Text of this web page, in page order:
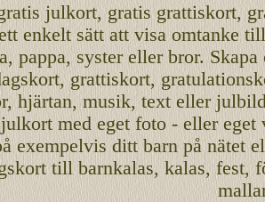
julkort, gratis grattiskort,
enkelt sätt att visa omtanke
, pappa,systerellerbror.
,grattiskort,
hjärtan, musik, text eller
med eget foto - eller eget
exempelvis ditt barn på nätet
till barnkalas, kalas, fest,